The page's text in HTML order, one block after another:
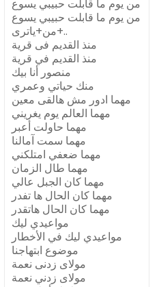
من يوم ما قابلت حبيبي يسوع
من يوم ما قابلت حبيبي يسوع
من+ياترى+..
منذ القديم فى قرية
منذ القديم في قرية
منصور أنا بيك
منك حياتي وعمري
مهما ادور مش هالقى معين
مهما العالم يوم يغريني
مهما حاولت أعبر
مهما سمت آمالنا
مهما ضعفي امتلكني
مهما طال الزمان
مهما كان الجبل عالي
مهما كان الحال ها تفدر
مهما كان الحال هاتقدر
مواعيدي ليك
مواعيدي ليك في الأخطار
موضوع ابتهاجنا
مولاى زدنى نعمة
مولاى زدني نعمة